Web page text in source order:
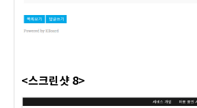
<스크린샷 8>